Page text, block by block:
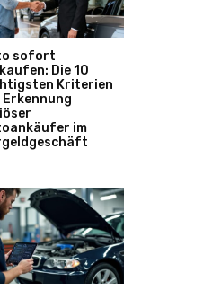
sofort
Die 10
Kriterien
Erkennung
im